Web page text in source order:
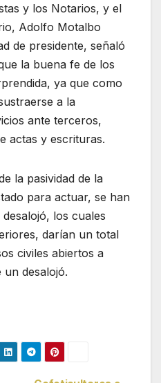
y los Notarios, y el
Adolfo Motalbo
de presidente, señaló
la buena fe de los
ya que como
a la
ante terceros,
actas y escrituras.
la pasividad de la
para actuar, se han
los cuales
darían un total
civiles abiertos a
desalojó.